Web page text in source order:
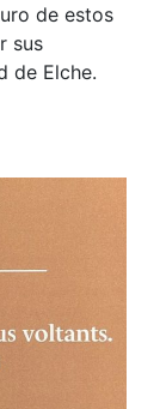
de estos
sus
de Elche.